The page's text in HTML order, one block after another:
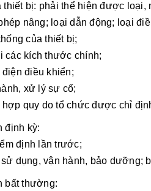
bị: phải thể hiện được loại,
nâng; loại dẫn động; loại
của thiết bị;
các kích thước chính;
điều khiển;
xử lý sự cố;
quy do tổ chức được chỉ
định kỳ:
định lần trước;
dụng, vận hành, bảo dưỡng;
bất thường: